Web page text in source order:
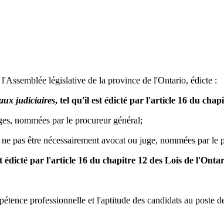
législative de la province de l'Ontario, édicte :
judiciaires, tel qu'il est édicté par l'article 16 du
nommées par le procureur général;
pas être nécessairement avocat ou juge, nommées par le
par l'article 16 du chapitre 12 des Lois de
professionnelle et l'aptitude des candidats au